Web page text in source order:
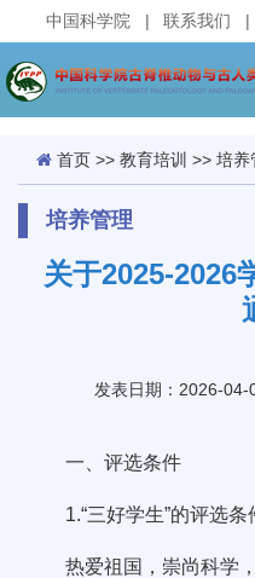
中国科学院 | 联系我们 |
首页 >> 教育培训 >> 培养
培养管理
关于2025-2026
发表日期：2026-04-
一、评选条件
1.“三好学生”的评选条
热爱祖国，崇尚科学